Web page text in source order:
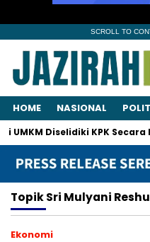
SCROLL TO
HOME NASIONAL
Diselidiki KPK Secara
TopikSri Mulyani
Ekonomi